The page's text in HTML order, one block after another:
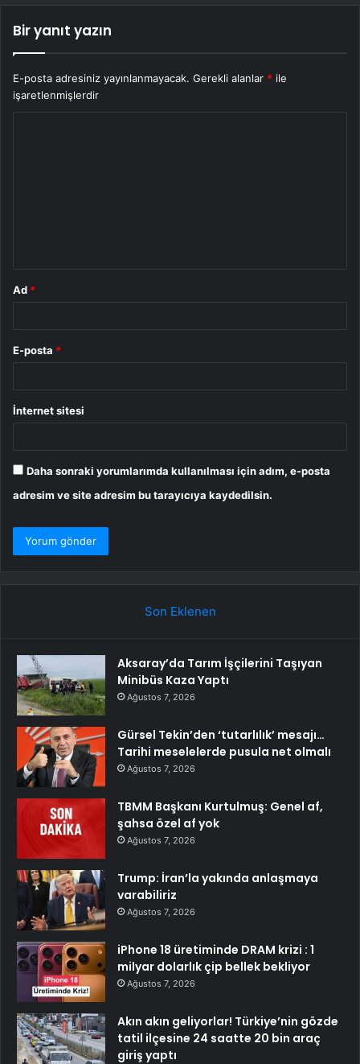
Bir yanıt yazın
E-posta adresiniz yayınlanmayacak. Gerekli alanlar * ile
işaretlenmişlerdir
Ad *
E-posta *
İnternet sitesi
Daha sonraki yorumlarımda kullanılması için adım, e-posta
adresim ve site adresim bu tarayıcıya kaydedilsin.
Son Eklenen
Aksaray’da Tarım İşçilerini Taşıyan
Minibüs Kaza Yaptı
Ağustos 7, 2026
Gürsel Tekin’den ‘tutarlılık’ mesajı…
Tarihi meselelerde pusula net olmalı
Ağustos 7, 2026
TBMM Başkanı Kurtulmuş: Genel af,
şahsa özel af yok
Ağustos 7, 2026
Trump: İran’la yakında anlaşmaya
varabiliriz
Ağustos 7, 2026
iPhone 18 üretiminde DRAM krizi : 1
milyar dolarlık çip bellek bekliyor
Ağustos 7, 2026
Akın akın geliyorlar! Türkiye’nin gözde
tatil ilçesine 24 saatte 20 bin araç
giriş yaptı